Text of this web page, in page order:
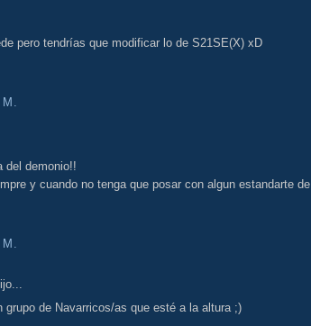
pero tendrías que modificar lo de S21SE(X) xD
del demonio!!
y cuando no tenga que posar con algun estandarte de
grupo de Navarricos/as que esté a la altura ;)